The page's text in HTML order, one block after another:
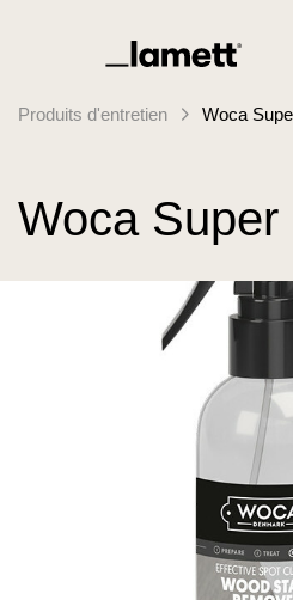
Retour à la page d'accueil
Produits d'entretien Woca
Woca Super